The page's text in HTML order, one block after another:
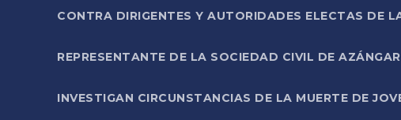
CONTRA DIRIGENTES Y AUTORIDADES ELECTAS DE
REPRESENTANTE DE LA SOCIEDAD CIVIL DE
INVESTIGAN CIRCUNSTANCIAS DE LA MUERTE DE